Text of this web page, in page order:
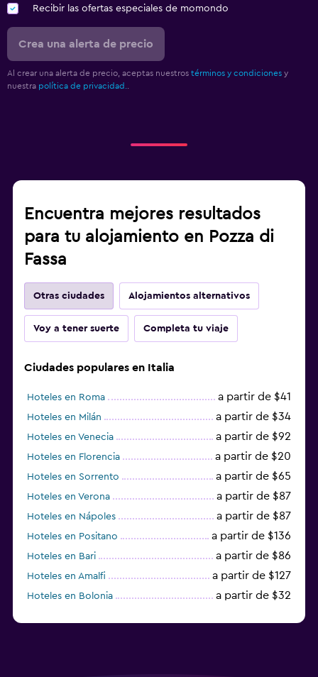
Recibir las ofertas especiales de momondo
Crea una alerta de precio
Al crear una alerta de precio, aceptas nuestros términos y condiciones y
nuestra política de privacidad.
Encuentra mejores resultados
para tu alojamiento en Pozza di
Fassa
Otras ciudades Alojamientos alternativos
Voy a tener suerte Completa tu viaje
Ciudades populares en Italia
Hoteles en Roma a partir de $41
Hoteles en Milán a partir de $34
Hoteles en Venecia a partir de $92
Hoteles en Florencia a partir de $20
Hoteles en Sorrento a partir de $65
Hoteles en Verona a partir de $87
Hoteles en Nápoles a partir de $87
Hoteles en Positano a partir de $136
Hoteles en Bari a partir de $86
Hoteles en Amalfi a partir de $127
Hoteles en Bolonia a partir de $32